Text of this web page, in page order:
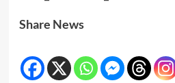
Share News